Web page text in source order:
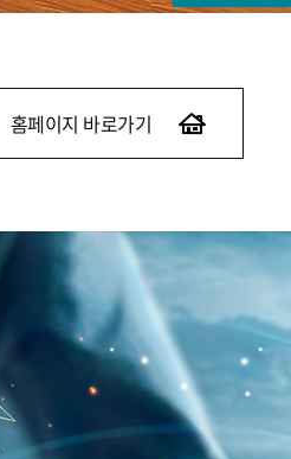
홈페이지 바로가기